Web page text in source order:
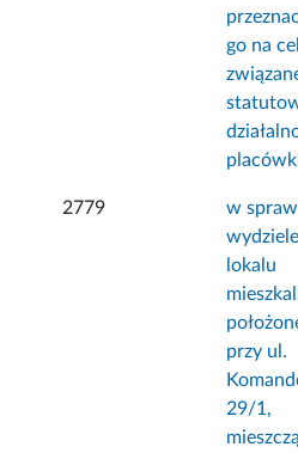
go na
2779
w
lokalu
przy ul.
29/1,